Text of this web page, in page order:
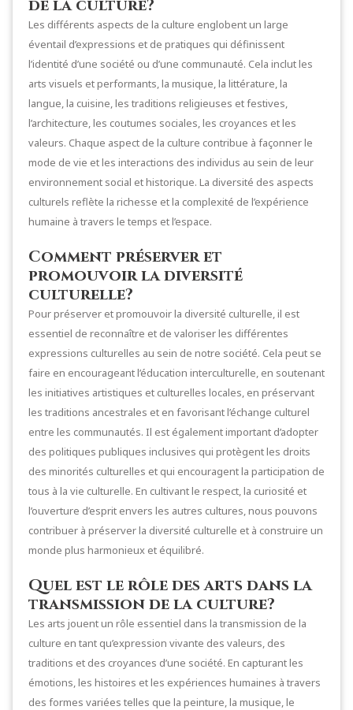
de la culture?
Les différents aspects de la culture englobent un large
éventail d’expressions et de pratiques qui définissent
l’identité d’une société ou d’une communauté. Cela inclut les
arts visuels et performants, la musique, la littérature, la
langue, la cuisine, les traditions religieuses et festives,
l’architecture, les coutumes sociales, les croyances et les
valeurs. Chaque aspect de la culture contribue à façonner le
mode de vie et les interactions des individus au sein de leur
environnement social et historique. La diversité des aspects
culturels reflète la richesse et la complexité de l’expérience
humaine à travers le temps et l’espace.
Comment préserver et
promouvoir la diversité
culturelle?
Pour préserver et promouvoir la diversité culturelle, il est
essentiel de reconnaître et de valoriser les différentes
expressions culturelles au sein de notre société. Cela peut se
faire en encourageant l’éducation interculturelle, en soutenant
les initiatives artistiques et culturelles locales, en préservant
les traditions ancestrales et en favorisant l’échange culturel
entre les communautés. Il est également important d’adopter
des politiques publiques inclusives qui protègent les droits
des minorités culturelles et qui encouragent la participation de
tous à la vie culturelle. En cultivant le respect, la curiosité et
l’ouverture d’esprit envers les autres cultures, nous pouvons
contribuer à préserver la diversité culturelle et à construire un
monde plus harmonieux et équilibré.
Quel est le rôle des arts dans la
transmission de la culture?
Les arts jouent un rôle essentiel dans la transmission de la
culture en tant qu’expression vivante des valeurs, des
traditions et des croyances d’une société. En capturant les
émotions, les histoires et les expériences humaines à travers
des formes variées telles que la peinture, la musique, le